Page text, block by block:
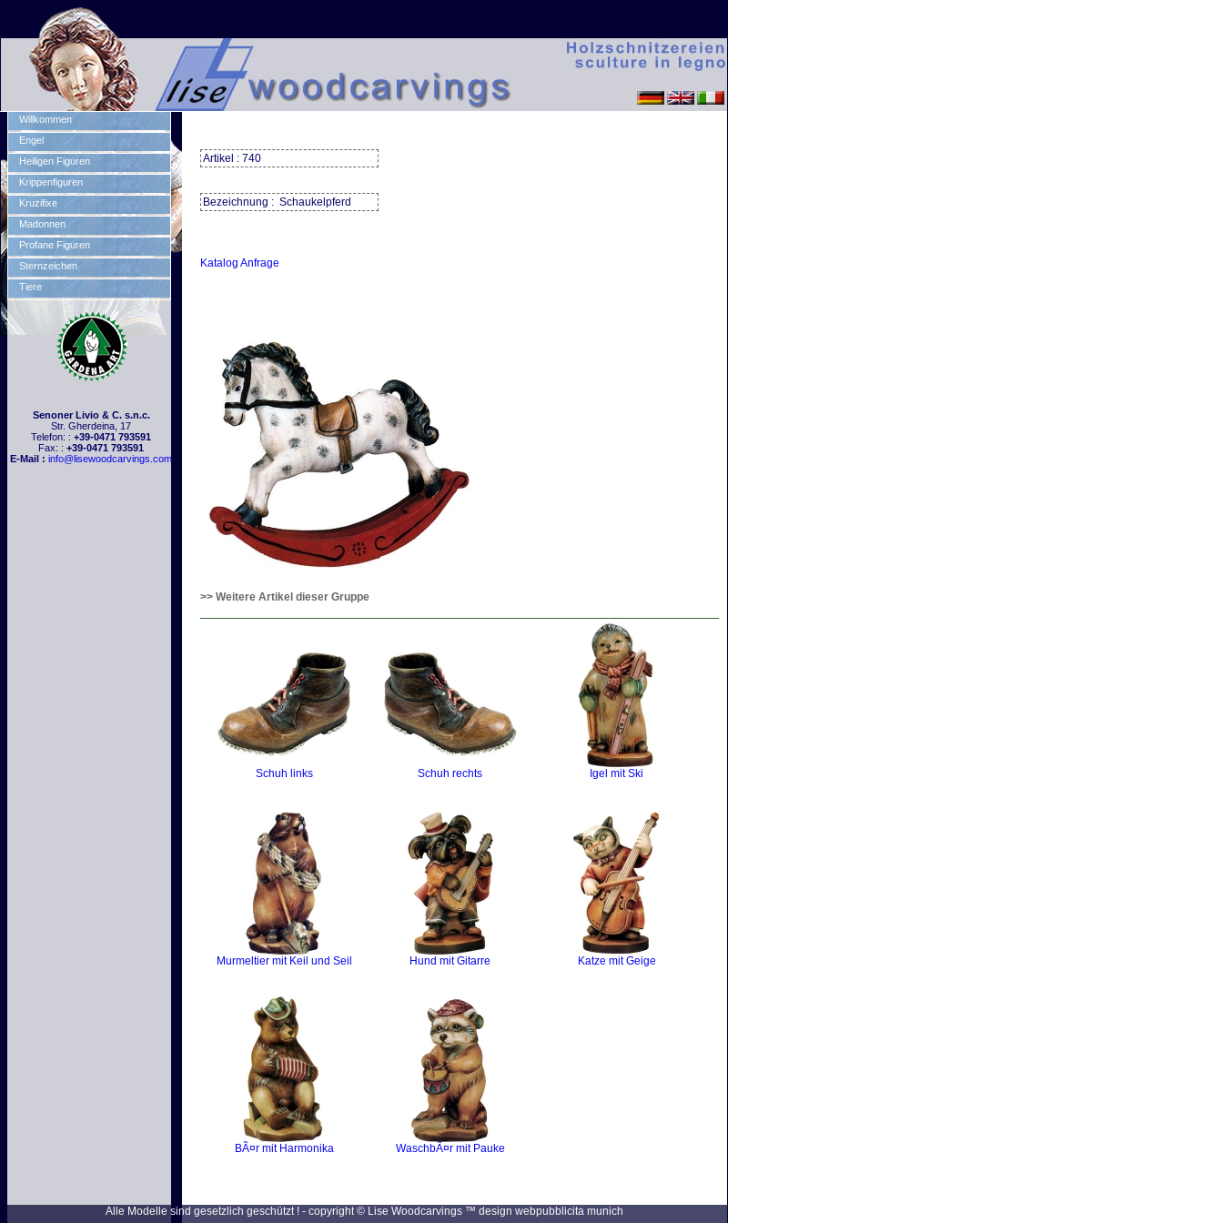
Willkommen
Engel
Heiligen Figuren
Krippenfiguren
Kruzifixe
Madonnen
Profane Figuren
Sternzeichen
Tiere
Senoner Livio & C. s.n.c.
Str. Gherdeina, 17
Telefon: : +39-0471 793591
Fax: : +39-0471 793591
E-Mail : info@lisewoodcarvings.com
Artikel : 740
Bezeichnung : Schaukelpferd
Katalog Anfrage
>> Weitere Artikel dieser Gruppe
Schuh links Schuh rechts Igel mit Ski
Murmeltier mit Keil und Seil Hund mit Gitarre Katze mit Geige
BÃ¤r mit Harmonika WaschbÃ¤r mit Pauke
Alle Modelle sind gesetzlich geschützt ! - copyright © Lise Woodcarvings ™ design webpubblicita munich